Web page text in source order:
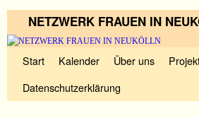
NETZWERK FRAUEN IN
Zum sekundären Inhalt wechseln
Start Kalender Über uns
Datenschutzerklärung